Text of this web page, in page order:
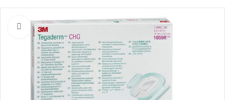
Zum Vergrößern klicken